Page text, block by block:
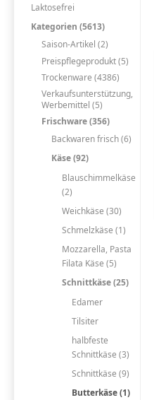
Laktosefrei
Kategorien (5613)
Saison-Artikel (2)
Preispflegeprodukt (5)
Trockenware (4386)
Verkaufsunterstützung,
Werbemittel (5)
Frischware (356)
Backwaren frisch (6)
Käse (92)
Blauschimmelkäse
(2)
Weichkäse (30)
Schmelzkäse (1)
Mozzarella, Pasta
Filata Käse (5)
Schnittkäse (25)
Edamer
Tilsiter
halbfeste
Schnittkäse (3)
Schnittkäse (9)
Butterkäse (1)